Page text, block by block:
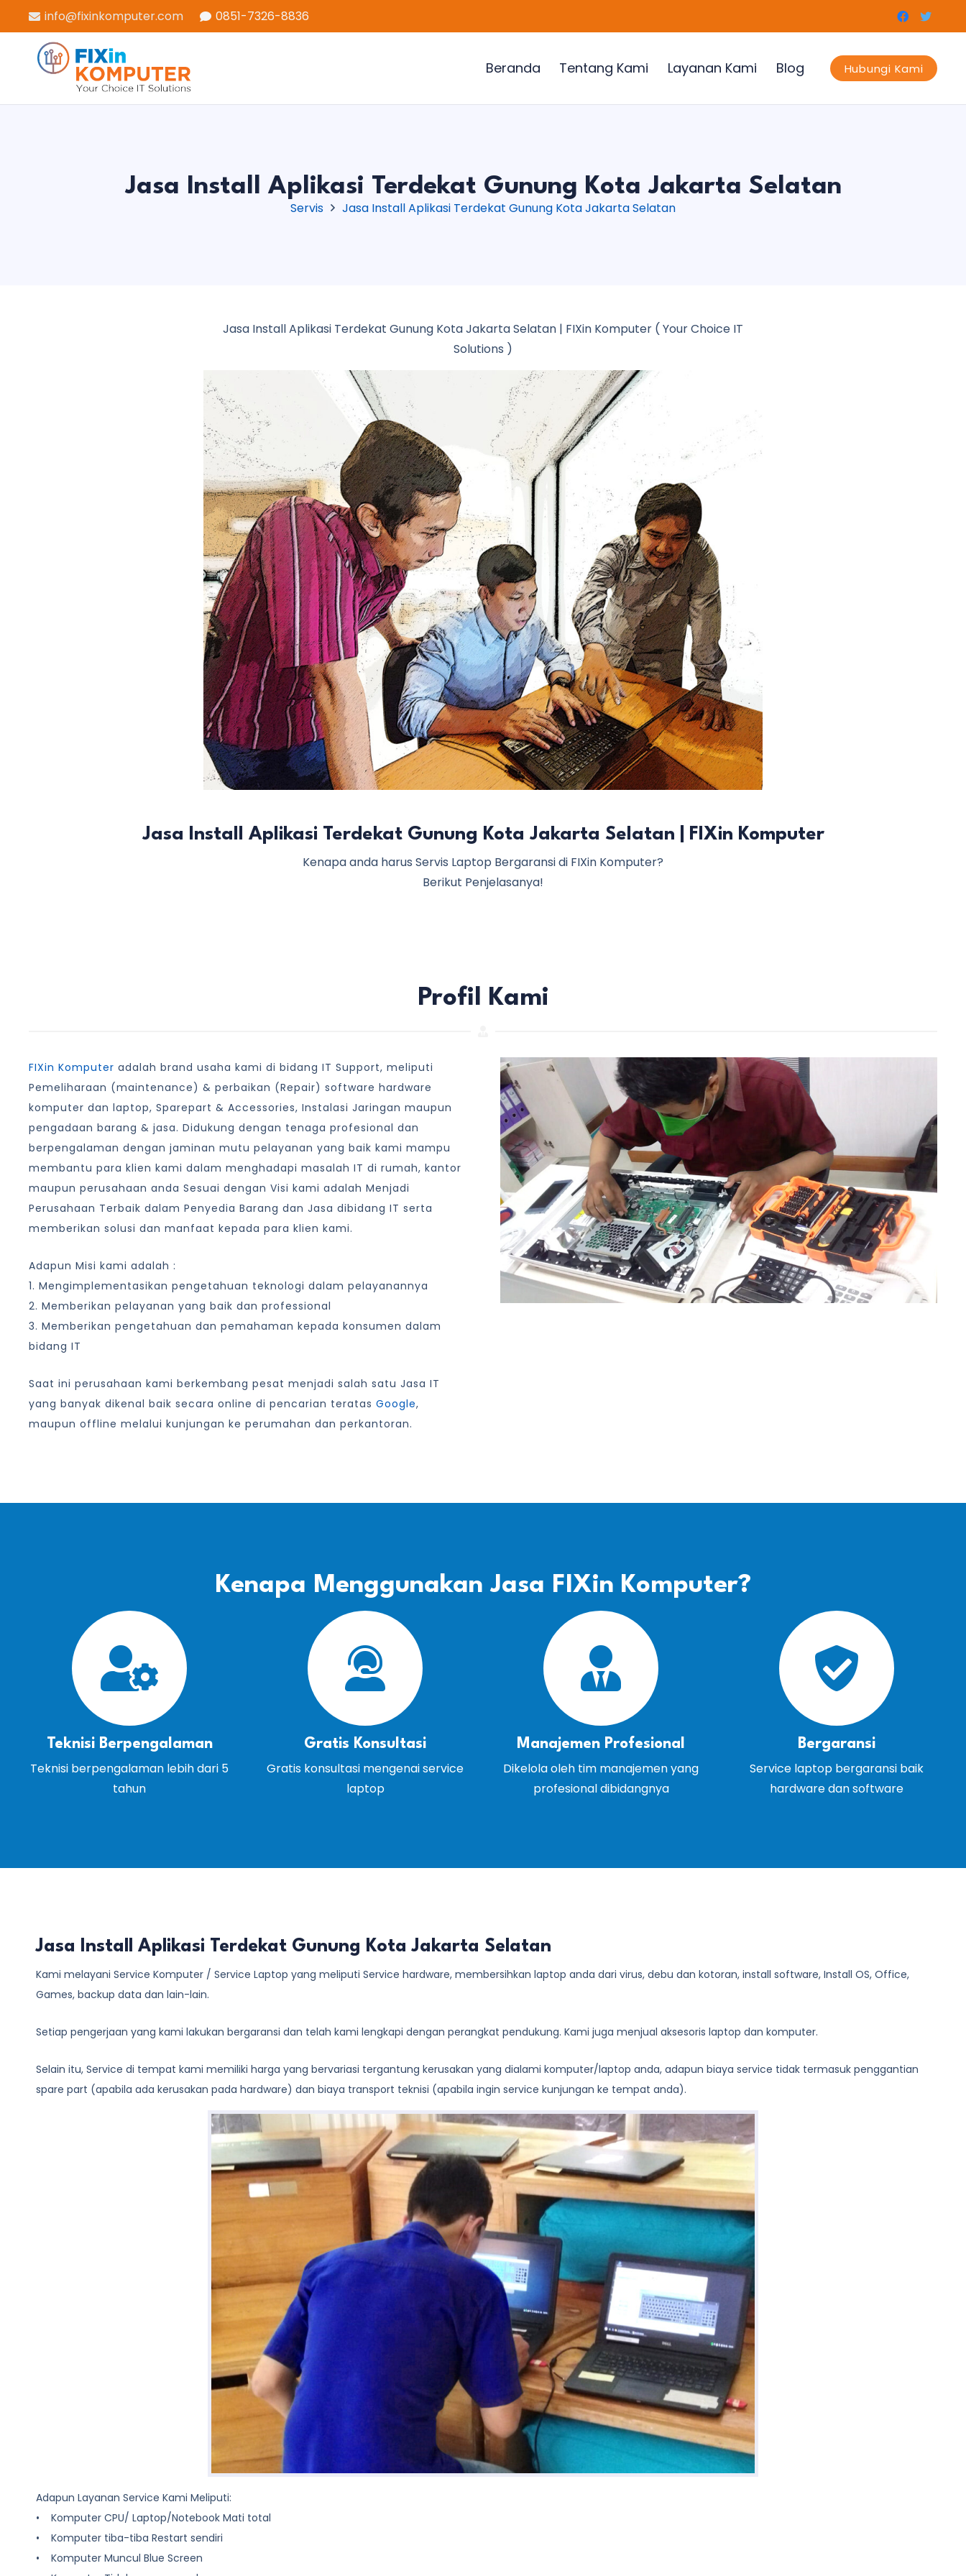
info@fixinkomputer.com 0851-7326-8836
Beranda Tentang Kami Layanan Kami Blog Hubungi Kami
Jasa Install Aplikasi Terdekat Gunung Kota Jakarta Selatan
Servis Jasa Install Aplikasi Terdekat Gunung Kota Jakarta Selatan
Jasa Install Aplikasi Terdekat Gunung Kota Jakarta Selatan | FIXin Komputer ( Your Choice IT
Solutions )
Jasa Install Aplikasi Terdekat Gunung Kota Jakarta Selatan | FIXin Komputer
Kenapa anda harus Servis Laptop Bergaransi di FIXin Komputer?
Berikut Penjelasanya!
Profil Kami
FIXin Komputer adalah brand usaha kami di bidang IT Support, meliputi
Pemeliharaan (maintenance) & perbaikan (Repair) software hardware
komputer dan laptop, Sparepart & Accessories, Instalasi Jaringan maupun
pengadaan barang & jasa. Didukung dengan tenaga profesional dan
berpengalaman dengan jaminan mutu pelayanan yang baik kami mampu
membantu para klien kami dalam menghadapi masalah IT di rumah, kantor
maupun perusahaan anda Sesuai dengan Visi kami adalah Menjadi
Perusahaan Terbaik dalam Penyedia Barang dan Jasa dibidang IT serta
memberikan solusi dan manfaat kepada para klien kami.
Adapun Misi kami adalah :
1. Mengimplementasikan pengetahuan teknologi dalam pelayanannya
2. Memberikan pelayanan yang baik dan professional
3. Memberikan pengetahuan dan pemahaman kepada konsumen dalam
bidang IT
Saat ini perusahaan kami berkembang pesat menjadi salah satu Jasa IT
yang banyak dikenal baik secara online di pencarian teratas Google,
maupun offline melalui kunjungan ke perumahan dan perkantoran.
Kenapa Menggunakan Jasa FIXin Komputer?
Teknisi Berpengalaman
Teknisi berpengalaman lebih dari 5
tahun
Gratis Konsultasi
Gratis konsultasi mengenai service
laptop
Manajemen Profesional
Dikelola oleh tim manajemen yang
profesional dibidangnya
Bergaransi
Service laptop bergaransi baik
hardware dan software
Jasa Install Aplikasi Terdekat Gunung Kota Jakarta Selatan
Kami melayani Service Komputer / Service Laptop yang meliputi Service hardware, membersihkan laptop anda dari virus, debu dan kotoran, install software, Install OS, Office,
Games, backup data dan lain-lain.
Setiap pengerjaan yang kami lakukan bergaransi dan telah kami lengkapi dengan perangkat pendukung. Kami juga menjual aksesoris laptop dan komputer.
Selain itu, Service di tempat kami memiliki harga yang bervariasi tergantung kerusakan yang dialami komputer/laptop anda, adapun biaya service tidak termasuk penggantian
spare part (apabila ada kerusakan pada hardware) dan biaya transport teknisi (apabila ingin service kunjungan ke tempat anda).
Adapun Layanan Service Kami Meliputi:
• Komputer CPU/ Laptop/Notebook Mati total
• Komputer tiba-tiba Restart sendiri
• Komputer Muncul Blue Screen